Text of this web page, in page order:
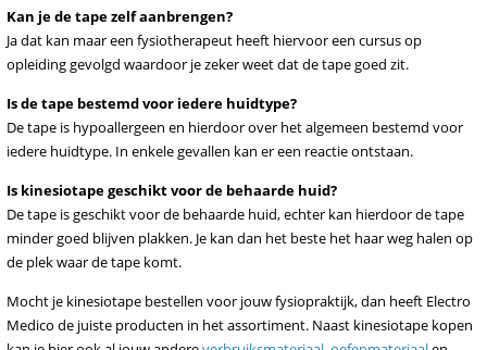
Kan je de tape zelf aanbrengen?
Ja dat kan maar een fysiotherapeut heeft hiervoor een cursus op
opleiding gevolgd waardoor je zeker weet dat de tape goed zit.
Is de tape bestemd voor iedere huidtype?
De tape is hypoallergeen en hierdoor over het algemeen bestemd voor
iedere huidtype. In enkele gevallen kan er een reactie ontstaan.
Is kinesiotape geschikt voor de behaarde huid?
De tape is geschikt voor de behaarde huid, echter kan hierdoor de tape
minder goed blijven plakken. Je kan dan het beste het haar weg halen op
de plek waar de tape komt.
Mocht je kinesiotape bestellen voor jouw fysiopraktijk, dan heeft Electro
Medico de juiste producten in het assortiment. Naast kinesiotape kopen